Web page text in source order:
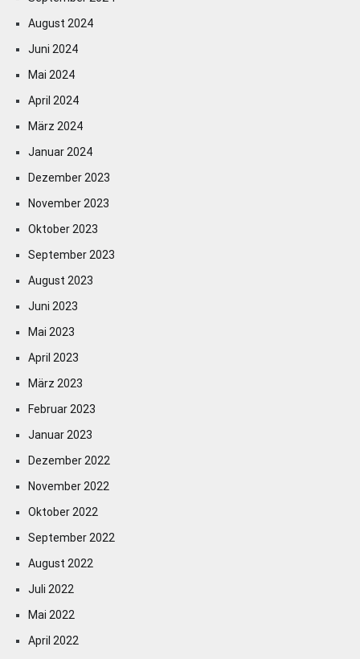
August 2024
Juni 2024
Mai 2024
April 2024
März 2024
Januar 2024
Dezember 2023
November 2023
Oktober 2023
September 2023
August 2023
Juni 2023
Mai 2023
April 2023
März 2023
Februar 2023
Januar 2023
Dezember 2022
November 2022
Oktober 2022
September 2022
August 2022
Juli 2022
Mai 2022
April 2022